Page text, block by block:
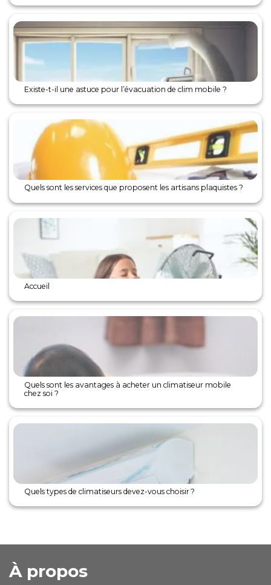
Existe-t-il une astuce pour l’évacuation de clim mobile ?
Quels sont les services que proposent les artisans plaquistes ?
Accueil
Quels sont les avantages à acheter un climatiseur mobile
chez soi ?
Quels types de climatiseurs devez-vous choisir ?
À propos